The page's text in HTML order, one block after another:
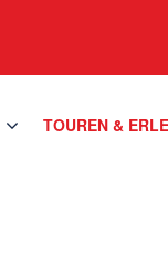
TOUREN &